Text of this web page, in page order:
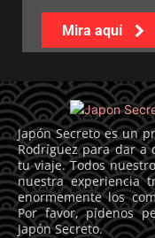
Mira aquí
Japón Secreto es un
Rodríguez para dar a
tu viaje. Todos
nuestra experiencia
enormemente los
Por favor, pídenos
Japón Secreto.